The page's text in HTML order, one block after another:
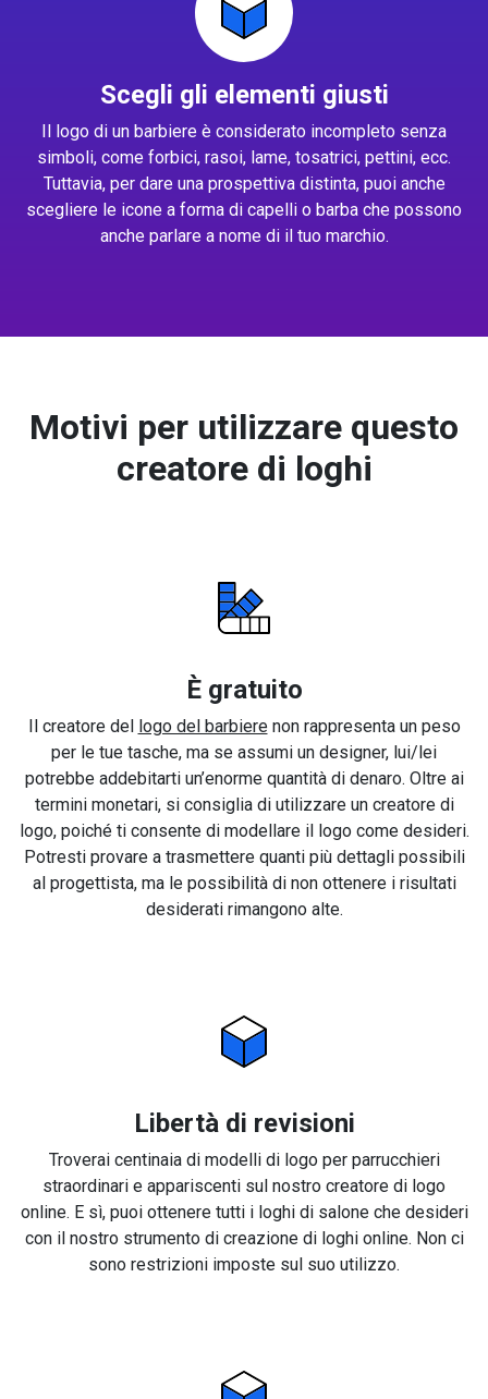
Scegli gli elementi giusti
Il logo di un barbiere è considerato incompleto senza
simboli, come forbici, rasoi, lame, tosatrici, pettini, ecc.
Tuttavia, per dare una prospettiva distinta, puoi anche
scegliere le icone a forma di capelli o barba che possono
anche parlare a nome di il tuo marchio.
Motivi per utilizzare questo
creatore di loghi
È gratuito
Il creatore del logo del barbierenon rappresenta un peso
per le tue tasche, ma se assumi un designer, lui/lei
potrebbe addebitarti un’enorme quantità di denaro. Oltre ai
termini monetari, si consiglia di utilizzare un creatore di
logo, poiché ti consente di modellare il logo come desideri.
Potresti provare a trasmettere quanti più dettagli possibili
al progettista, ma le possibilità di non ottenere i risultati
desiderati rimangono alte.
Libertà di revisioni
Troverai centinaia di modelli di logo per parrucchieri
straordinari e appariscenti sul nostro creatore di logo
online. E sì, puoi ottenere tutti i loghi di salone che desideri
con il nostro strumento di creazione di loghi online. Non ci
sono restrizioni imposte sul suo utilizzo.